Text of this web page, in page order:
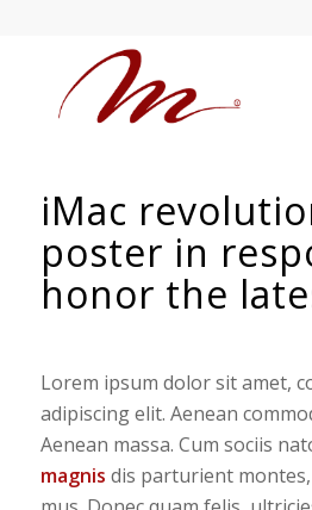
iMac
poster in
honor the
Lorem ipsum dolor sit amet,
adipiscing elit. Aenean
Aenean massa. Cum sociis
magnis dis parturient